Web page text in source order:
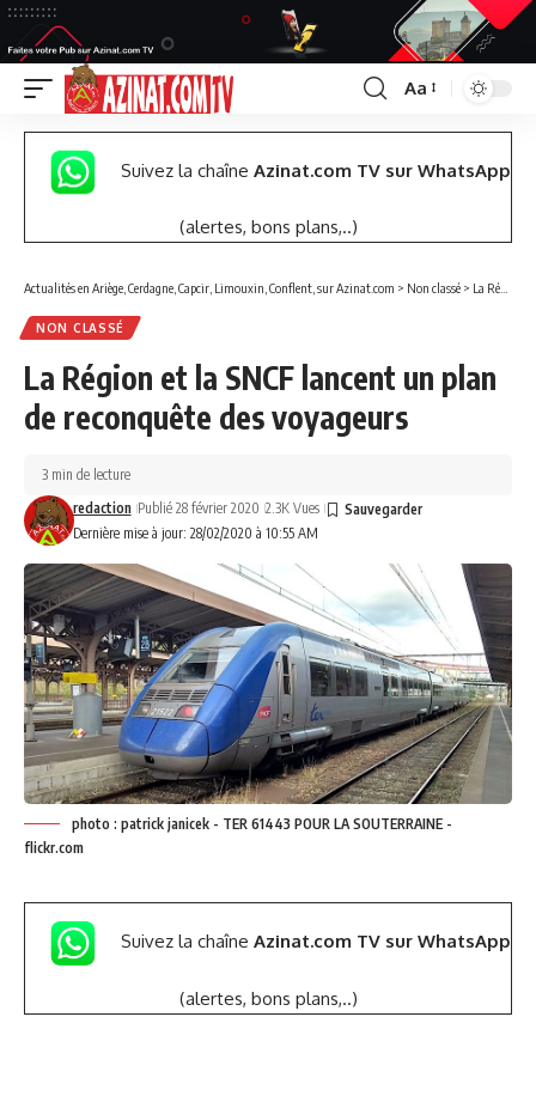
Font
Resizer
Aa
Suivez la chaîne Azinat.com TV sur WhatsApp
(alertes, bons plans,..)
Actualités en Ariège, Cerdagne, Capcir, Limouxin, Conflent, sur Azinat.com > Non classé > La Région et la SNCF lancent un plan de reconquête des voyageurs
NON CLASSÉ
La Région et la SNCF lancent un plan
de reconquête des voyageurs
Dernière mise à jour: 28/02/2020 à 10:55 AM
redaction Publié 28 février 2020 2.3K Vues
3 min de lecture
photo : patrick janicek - TER 61443 POUR LA SOUTERRAINE -
flickr.com
Suivez la chaîne Azinat.com TV sur WhatsApp
(alertes, bons plans,..)